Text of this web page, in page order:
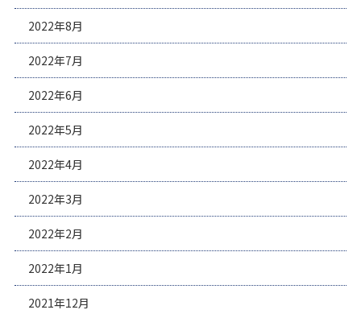
2022年8月
2022年7月
2022年6月
2022年5月
2022年4月
2022年3月
2022年2月
2022年1月
2021年12月